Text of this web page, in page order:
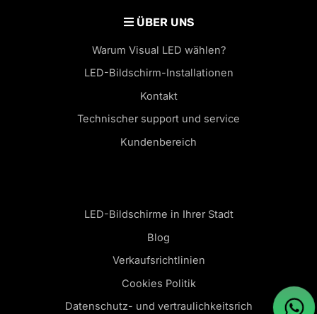
ÜBER UNS
Warum Visual LED wählen?
LED-Bildschirm-Installationen
Kontakt
Technischer support und service
Kundenbereich
LED-Bildschirme in Ihrer Stadt
Blog
Verkaufsrichtlinien
Cookies Politik
Datenschutz- und vertraulichkeitsrich